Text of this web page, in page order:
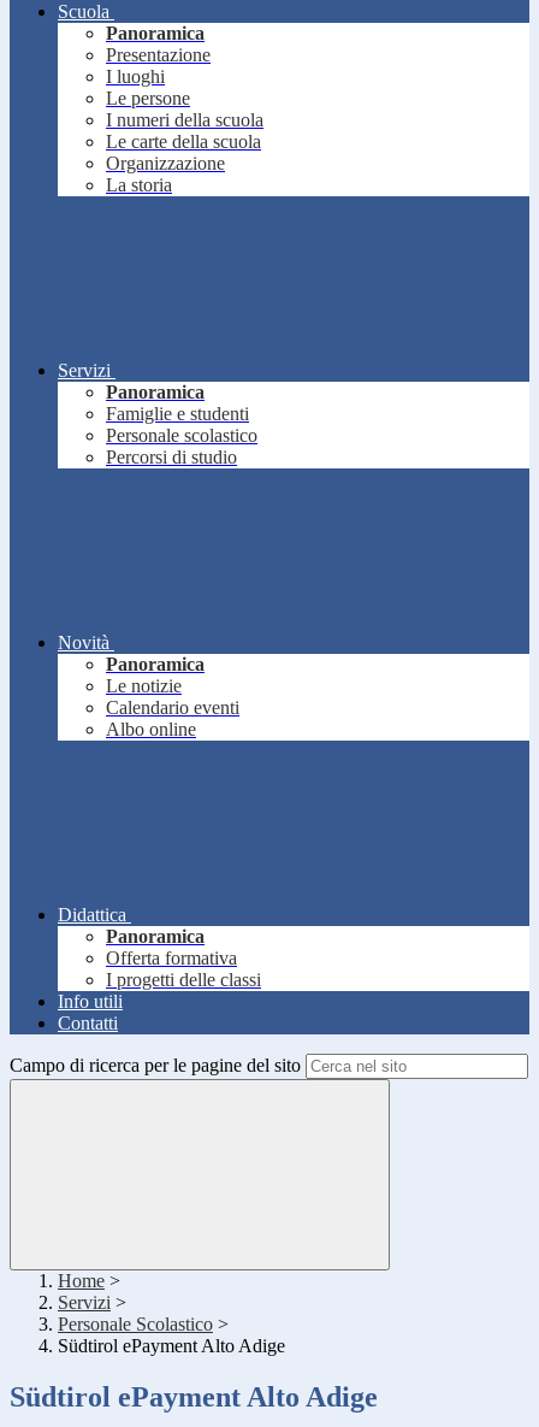
Scuola
Panoramica
Presentazione
I luoghi
Le persone
I numeri della scuola
Le carte della scuola
Organizzazione
La storia
Servizi
Panoramica
Famiglie e studenti
Personale scolastico
Percorsi di studio
Novità
Panoramica
Le notizie
Calendario eventi
Albo online
Didattica
Panoramica
Offerta formativa
I progetti delle classi
Info utili
Contatti
Campo di ricerca per le pagine del sito
Home >
Servizi >
Personale Scolastico >
Südtirol ePayment Alto Adige
Südtirol ePayment Alto Adige